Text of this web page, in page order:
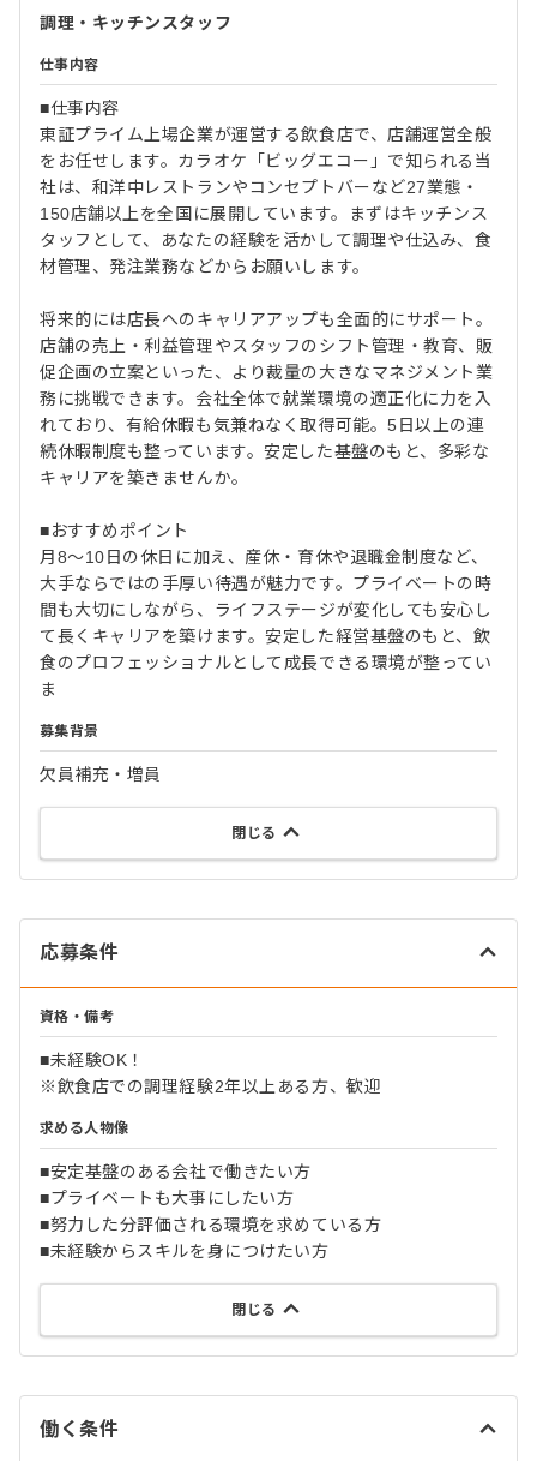
調理・キッチンスタッフ
仕事内容
■仕事内容
東証プライム上場企業が運営する飲食店で、店舗運営全般
をお任せします。カラオケ「ビッグエコー」で知られる当
社は、和洋中レストランやコンセプトバーなど27業態・
150店舗以上を全国に展開しています。まずはキッチンス
タッフとして、あなたの経験を活かして調理や仕込み、食
材管理、発注業務などからお願いします。
将来的には店長へのキャリアアップも全面的にサポート。
店舗の売上・利益管理やスタッフのシフト管理・教育、販
促企画の立案といった、より裁量の大きなマネジメント業
務に挑戦できます。会社全体で就業環境の適正化に力を入
れており、有給休暇も気兼ねなく取得可能。5日以上の連
続休暇制度も整っています。安定した基盤のもと、多彩な
キャリアを築きませんか。
■おすすめポイント
月8～10日の休日に加え、産休・育休や退職金制度など、
大手ならではの手厚い待遇が魅力です。プライベートの時
間も大切にしながら、ライフステージが変化しても安心し
て長くキャリアを築けます。安定した経営基盤のもと、飲
食のプロフェッショナルとして成長できる環境が整ってい
ま
募集背景
欠員補充・増員
閉じる
応募条件
資格・備考
■未経験OK！
※飲食店での調理経験2年以上ある方、歓迎
求める人物像
■安定基盤のある会社で働きたい方
■プライベートも大事にしたい方
■努力した分評価される環境を求めている方
■未経験からスキルを身につけたい方
閉じる
働く条件